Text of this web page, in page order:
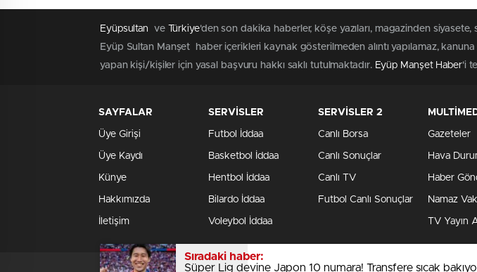
Sıradaki haber:
Süper Lig devine Japon 10 numara! Transfere sıcak
Eyüpsultan ve Türkiye'den son dakika haberler, köşe yazıları, magazinden
Eyüp Sultan Manşet haber içerikleri kaynak gösterilmeden alıntı yapılamaz,
yapan kişi/kişiler için yasal başvuru hakkı saklı tutulmaktadır. Eyüp Manşet Haber'i
SAYFALAR
Üye Girişi
Üye Kaydı
Künye
Hakkımızda
İletişim
SERVİSLER
Futbol İddaa
Basketbol İddaa
Hentbol İddaa
Bilardo İddaa
Voleybol İddaa
SERVİSLER 2
Canlı Borsa
Canlı Sonuçlar
Canlı TV
Futbol Canlı Sonuçlar
Gazeteler
Hava
Haber
Namaz
TV Yayın